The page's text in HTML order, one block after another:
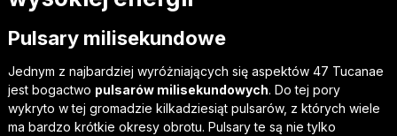
Pulsary milisekundowe
Jednym z najbardziej wyróżniających się aspektów 47 Tucanae
jest bogactwo pulsarów milisekundowych. Do tej pory
wykryto w tej gromadzie kilkadziesiąt pulsarów, z których wiele
ma bardzo krótkie okresy obrotu. Pulsary te są nie tylko